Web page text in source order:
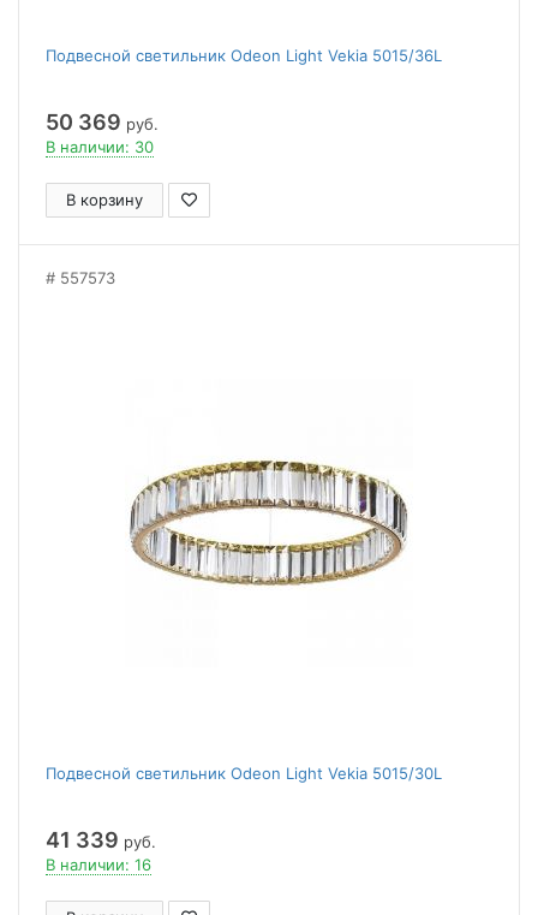
Подвесной светильник Odeon Light Vekia 5015/36L
50 369 руб.
В наличии: 30
В корзину
557573
Подвесной светильник Odeon Light Vekia 5015/30L
41 339 руб.
В наличии: 16